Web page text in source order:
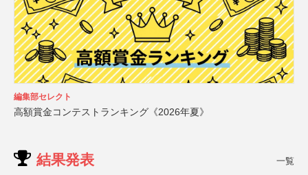
編集部セレクト
高額賞金コンテストランキング《2026年夏》
結果発表 一覧